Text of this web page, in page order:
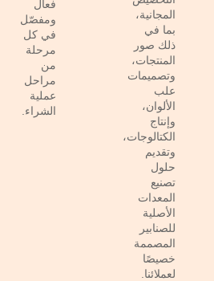
المجانية،
بما في
ذلك صور
المنتجات،
وتصميمات
علب
الألوان،
وإنتاج
الكتالوجات،
وتقديم
حلول
تصنيع
المعدات
الأصلية
للصنابير
المصممة
خصيصًا
لعملائنا.
فعال
ومفصّل
في كل
مرحلة
من
مراحل
عملية
الشراء.